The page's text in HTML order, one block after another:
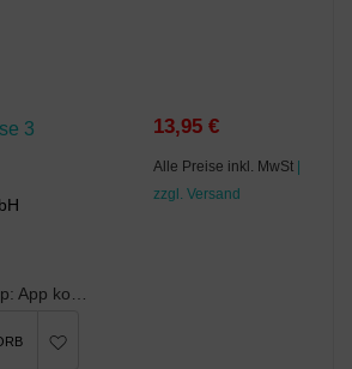
3 13,95 €
Alle Preise inkl. MwSt |
zzgl. Versand